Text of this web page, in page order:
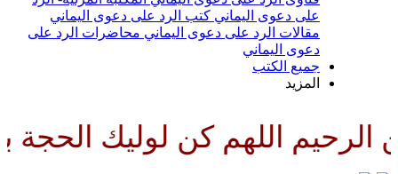
دعوى اليماني كتب الرد على دعوى اليماني
الرد على دعوى اليماني محاضرات الرد على
كن لوليك الحجة بن الحسن